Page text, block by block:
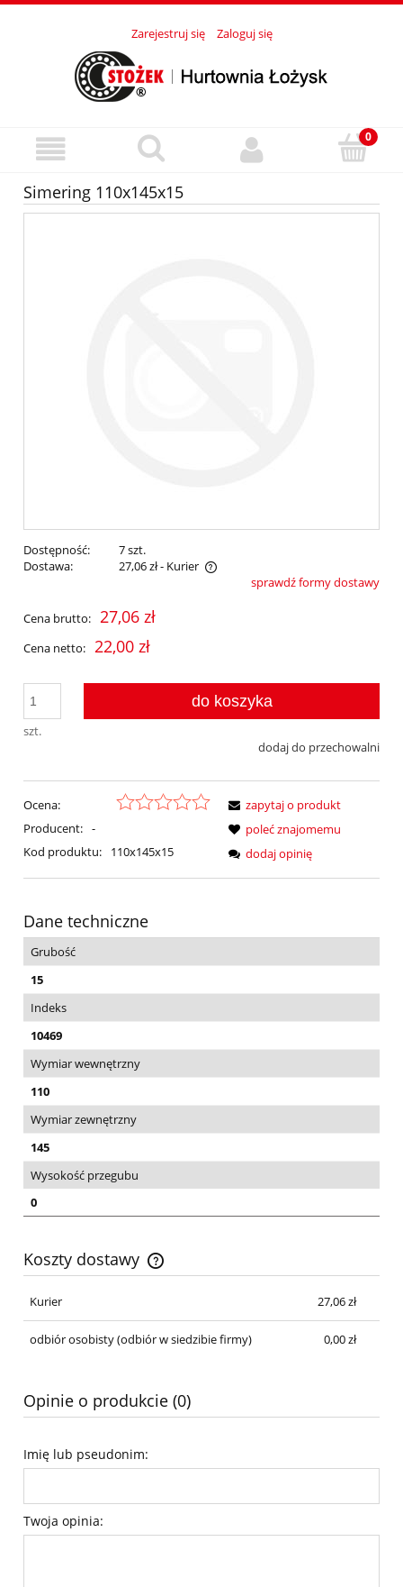
Zarejestruj się Zaloguj się
Simering 110x145x15
Dostępność:
7 szt.
Dostawa:
27,06 zł- Kurier
Cena nie zawiera ewentualnych kosztów płatnościsprawdź formy dostawy
Cena brutto: 27,06 zł
Cena netto: 22,00 zł
szt.
do koszyka
dodaj do przechowalni
Ocena:
Producent: -
Kod produktu:
110x145x15
zapytaj o produkt
poleć znajomemu
dodaj opinię
Dane techniczne
Grubość
15
Indeks
10469
Wymiar wewnętrzny
110
Wymiar zewnętrzny
145
Wysokość przegubu
0
Koszty dostawy
Cena nie zawiera ewentualnych kosztów płatności
Kurier
27,06 zł
odbiór osobisty(odbiór w siedzibie firmy) 0,00 zł
Opinie o produkcie (0)
Imię lub pseudonim:
Twoja opinia: